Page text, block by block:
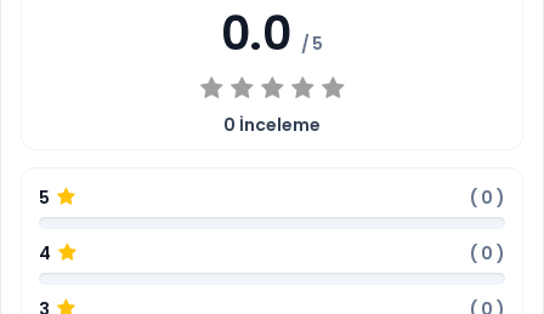
0.0 / 5
0 İnceleme
5 ( 0 )
4 ( 0 )